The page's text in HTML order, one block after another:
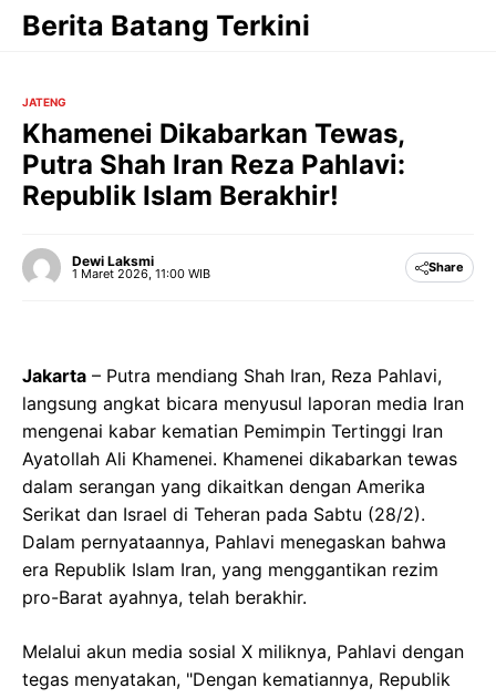
Langsung
Berita Batang Terkini
JATENG
Khamenei Dikabarkan Tewas,
Putra Shah Iran Reza Pahlavi:
Republik Islam Berakhir!
Dewi Laksmi
1 Maret 2026, 11:00 WIB Share
Jakarta – Putra mendiang Shah Iran, Reza Pahlavi,
langsung angkat bicara menyusul laporan media Iran
mengenai kabar kematian Pemimpin Tertinggi Iran
Ayatollah Ali Khamenei. Khamenei dikabarkan tewas
dalam serangan yang dikaitkan dengan Amerika
Serikat dan Israel di Teheran pada Sabtu (28/2).
Dalam pernyataannya, Pahlavi menegaskan bahwa
era Republik Islam Iran, yang menggantikan rezim
pro-Barat ayahnya, telah berakhir.
Melalui akun media sosial X miliknya, Pahlavi dengan
tegas menyatakan, "Dengan kematiannya, Republik